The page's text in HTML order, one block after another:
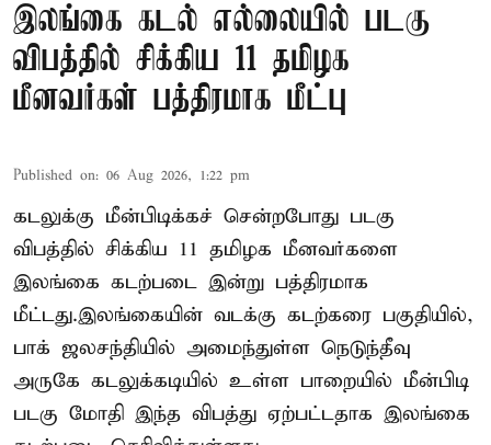
இலங்கை கடல் எல்லையில் படகு
விபத்தில் சிக்கிய 11 தமிழக
மீனவர்கள் பத்திரமாக மீட்பு
Published on: 06 Aug 2026, 1:22 pm
கடலுக்கு மீன்பிடிக்கச் சென்றபோது படகு
விபத்தில் சிக்கிய 11 தமிழக மீனவர்களை
இலங்கை கடற்படை இன்று பத்திரமாக
மீட்டது.இலங்கையின் வடக்கு கடற்கரை பகுதியில்,
பாக் ஜலசந்தியில் அமைந்துள்ள நெடுந்தீவு
அருகே கடலுக்கடியில் உள்ள பாறையில் மீன்பிடி
படகு மோதி இந்த விபத்து ஏற்பட்டதாக இலங்கை